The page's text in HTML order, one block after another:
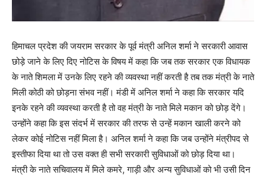
हिमाचल प्रदेश की जयराम सरकार के पूर्व मंत्री अनिल शर्मा ने सरकारी आवास
छोड़े जाने के लिए दिए नोटिस के विषय में कहा कि जब तक सरकार एक विधायक
के नाते शिमला में उनके लिए रहने की व्यवस्था नहीं करती है तब तक मंत्री के नाते
मिली कोठी को छोड़ना संभव नहीं। मंडी में अनिल शर्मा ने कहा कि सरकार यदि
इनके रहने की व्यवस्था करती है तो वह मंत्री के नाते मिले मकान को छोड़ देंगे।
उन्होंने कहा कि इस संदर्भ में सरकार की तरफ से उन्हें मकान खाली करने को
लेकर कोई नोटिस नहीं मिला है। अनिल शर्मा ने कहा कि जब उन्होंने मंत्रीपद से
इस्तीफा दिया था तो उस वक्त ही सभी सरकारी सुविधाओं को छोड़ दिया था।
मंत्री के नाते सचिवालय में मिले कमरे, गाड़ी और अन्य सुविधाओं को भी उसी दिन